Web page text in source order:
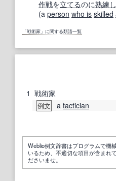
作戦を立てるのに熟練
(a person who is skilled
「戦術家」に関する類語一覧
1 戦術家
例文 a tactician
Weblio例文辞書はプログラムで機
いるため、不適切な項目が含まれ
ださいませ。